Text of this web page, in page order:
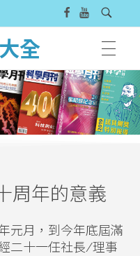
全
周年的意義
元月，到今年底屆滿
二十一任社長/理事